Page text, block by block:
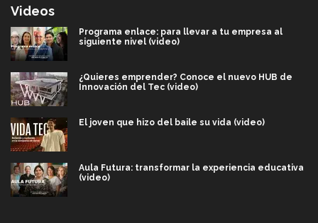
Videos
Programa enlace: para llevar a tu empresa al
siguiente nivel (video)
¿Quieres emprender? Conoce el nuevo HUB de
Innovación del Tec (video)
El joven que hizo del baile su vida (video)
Aula Futura: transformar la experiencia educativa
(video)